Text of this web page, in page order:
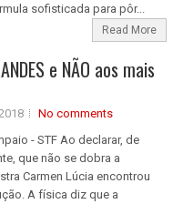
sofisticada para pôr...
Read More
e NÃO aos mais
No comments
- STF Ao declarar, de
que não se dobra a
Carmen Lúcia encontrou
A física diz que a